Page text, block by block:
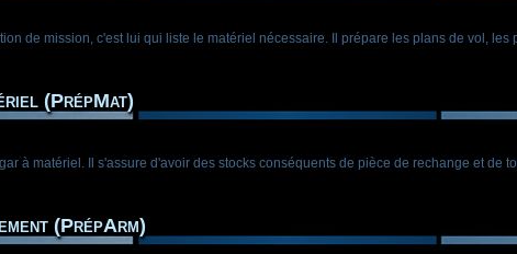
de mission, c'est lui qui liste le matériel nécessaire. Il prépare les plans de vol, les
(PrépMat)
à matériel. Il s'assure d'avoir des stocks conséquents de pièce de rechange et de
(PrépArm)